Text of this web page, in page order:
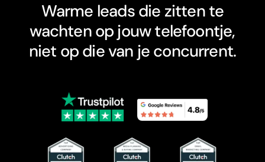
Warme leads die zitten te
wachten op jouw telefoontje,
niet op die van je concurrent.